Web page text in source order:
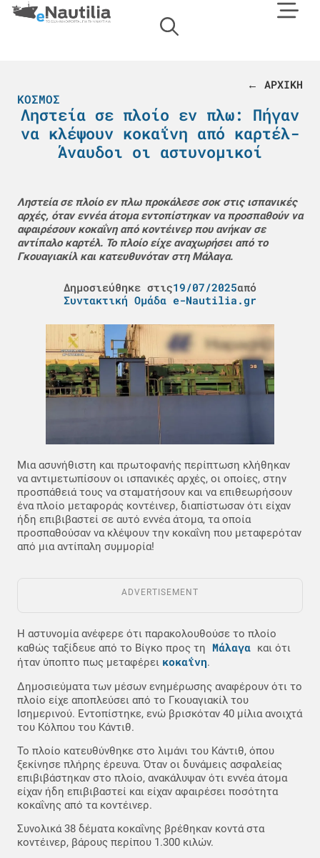
← ΑΡΧΙΚΗ
ΚΌΣΜΟΣ
Ληστεία σε πλοίο εν πλω: Πήγαν
να κλέψουν κοκαΐνη από καρτέλ-
Άναυδοι οι αστυνομικοί
Ληστεία σε πλοίο εν πλω προκάλεσε σοκ στις ισπανικές
αρχές, όταν εννέα άτομα εντοπίστηκαν να προσπαθούν να
αφαιρέσουν κοκαΐνη από κοντέινερ που ανήκαν σε
αντίπαλο καρτέλ. Το πλοίο είχε αναχωρήσει από το
Γκουαγιακίλ και κατευθυνόταν στη Μάλαγα.
Δημοσιεύθηκε στις19/07/2025από
Συντακτική Ομάδα e-Nautilia.gr
Μια ασυνήθιστη και πρωτοφανής περίπτωση κλήθηκαν
να αντιμετωπίσουν οι ισπανικές αρχές, οι οποίες, στην
προσπάθειά τους να σταματήσουν και να επιθεωρήσουν
ένα πλοίο μεταφοράς κοντέινερ, διαπίστωσαν ότι είχαν
ήδη επιβιβαστεί σε αυτό εννέα άτομα, τα οποία
προσπαθούσαν να κλέψουν την κοκαΐνη που μεταφερόταν
από μια αντίπαλη συμμορία!
ADVERTISEMENT
Η αστυνομία ανέφερε ότι παρακολουθούσε το πλοίο
καθώς ταξίδευε από το Βίγκο προς τη
Μάλαγα και ότι
ήταν ύποπτο πως μεταφέρει κοκαΐνη.
Δημοσιεύματα των μέσων ενημέρωσης αναφέρουν ότι το
πλοίο είχε αποπλεύσει από το Γκουαγιακίλ του
Ισημερινού. Εντοπίστηκε, ενώ βρισκόταν 40 μίλια ανοιχτά
του Κόλπου του Κάντιθ.
Το πλοίο κατευθύνθηκε στο λιμάνι του Κάντιθ, όπου
ξεκίνησε πλήρης έρευνα. Όταν οι δυνάμεις ασφαλείας
επιβιβάστηκαν στο πλοίο, ανακάλυψαν ότι εννέα άτομα
είχαν ήδη επιβιβαστεί και είχαν αφαιρέσει ποσότητα
κοκαΐνης από τα κοντέινερ.
Συνολικά 38 δέματα κοκαΐνης βρέθηκαν κοντά στα
κοντέινερ, βάρους περίπου 1.300 κιλών.